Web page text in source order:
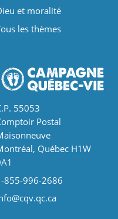
et moralité
les thèmes
55053
Postal
Québec H1W
855-996-2686